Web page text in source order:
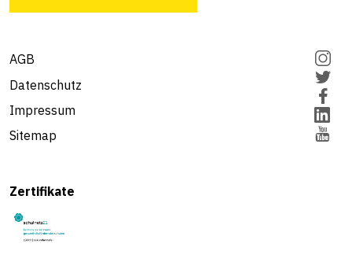
AGB
Datenschutz
Impressum
Sitemap
Zertifikate